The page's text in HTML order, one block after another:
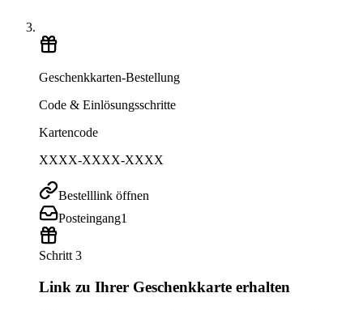
Geschenkkarten-Bestellung
Code & Einlösungsschritte
Kartencode
XXXX-XXXX-XXXX
Bestelllink öffnen
Posteingang1
Schritt 3
Link zu Ihrer Geschenkkarte erhalten